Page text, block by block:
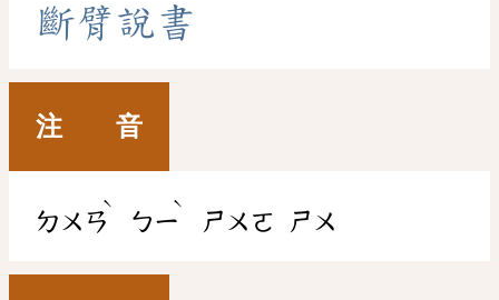
斷臂說書
注 音
ㄉㄨㄢ
ˋ
ㄅㄧ
ˋ
ㄕㄨㄛ ㄕㄨ